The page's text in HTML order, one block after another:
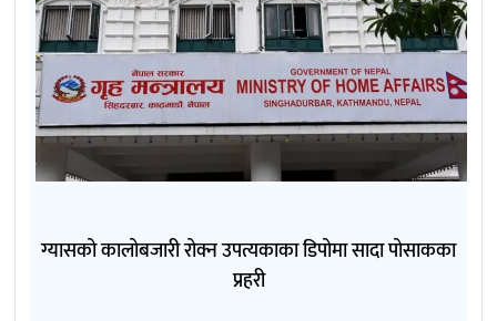
ग्यासको कालोबजारी रोक्न उपत्यकाका डिपोमा सादा पोसाकका
प्रहरी